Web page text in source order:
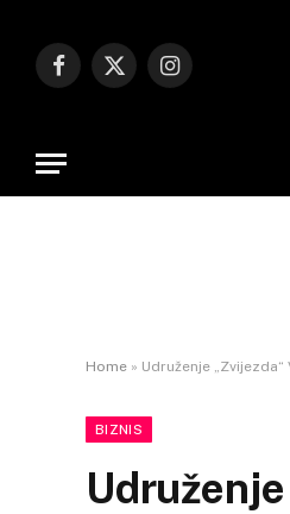
Facebook
X
Instagram
Home » Udruženje
BIZNIS